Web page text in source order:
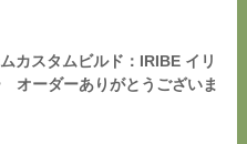
カスタムビルド：IRIBE イリ
オーダーありがとうございま